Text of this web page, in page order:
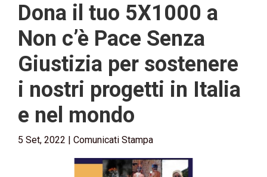
Dona il tuo 5X1000 a
Non c’è Pace Senza
Giustizia per sostenere
i nostri progetti in Italia
e nel mondo
5 Set, 2022 | Comunicati Stampa